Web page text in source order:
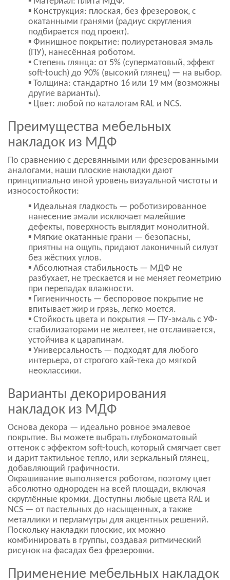
▪ Конструкция: плоская, без фрезеровок, с
окатанными гранями (радиус скругления
подбирается под проект).
▪ Финишное покрытие: полиуретановая эмаль
(ПУ), нанесённая роботом.
▪ Степень глянца: от 5% (суперматовый, эффект
soft-touch) до 90% (высокий глянец) — на выбор.
▪ Толщина: стандартно 16 или 19 мм (возможны
другие варианты).
▪ Цвет: любой по каталогам RAL и NCS.
Преимущества мебельных
накладок из МДФ
По сравнению с деревянными или фрезерованными
аналогами, наши плоские накладки дают
принципиально иной уровень визуальной чистоты и
износостойкости:
▪ Идеальная гладкость — роботизированное
нанесение эмали исключает малейшие
дефекты, поверхность выглядит монолитной.
▪ Мягкие окатанные грани — безопасны,
приятны на ощупь, придают лаконичный силуэт
без жёстких углов.
▪ Абсолютная стабильность — МДФ не
разбухает, не трескается и не меняет геометрию
при перепадах влажности.
▪ Гигиеничность — беспоровое покрытие не
впитывает жир и грязь, легко моется.
▪ Стойкость цвета и покрытия — ПУ-эмаль с УФ-
стабилизаторами не желтеет, не отслаивается,
устойчива к царапинам.
▪ Универсальность — подходят для любого
интерьера, от строгого хай-тека до мягкой
неоклассики.
Варианты декорирования
накладок из МДФ
Основа декора — идеально ровное эмалевое
покрытие. Вы можете выбрать глубокоматовый
оттенок с эффектом soft-touch, который смягчает свет
и дарит тактильное тепло, или зеркальный глянец,
добавляющий графичности.
Окрашивание выполняется роботом, поэтому цвет
абсолютно однороден на всей площади, включая
скруглённые кромки. Доступны любые цвета RAL и
NCS — от пастельных до насыщенных, а также
металлики и перламутры для акцентных решений.
Поскольку накладки плоские, их можно
комбинировать в группы, создавая ритмический
рисунок на фасадах без фрезеровки.
Применение мебельных накладок